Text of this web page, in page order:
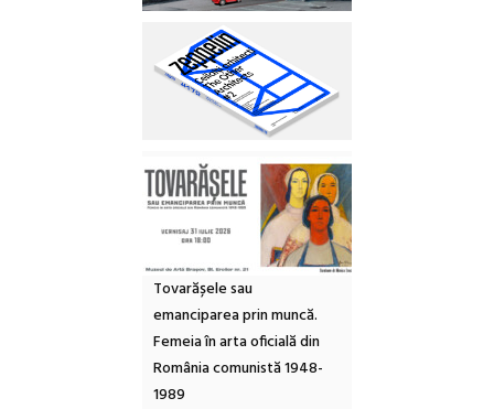
Tovarășele sau
emanciparea prin muncă.
Femeia în arta oficială din
România comunistă 1948-
1989